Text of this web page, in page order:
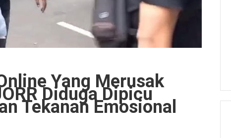
Yang Merusak
Diduga Dipicu
Tekanan Emosional